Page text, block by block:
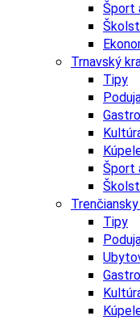
Šport
Trnavský
Tipy
Gastro
Šport
Tipy
Gastro